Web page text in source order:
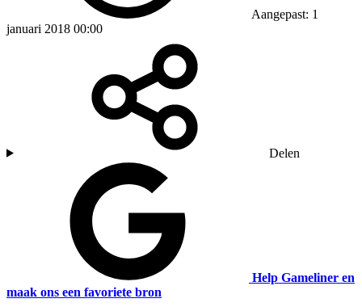
Aangepast: 1
januari 2018 00:00
Delen
Help Gameliner en
maak ons een favoriete bron